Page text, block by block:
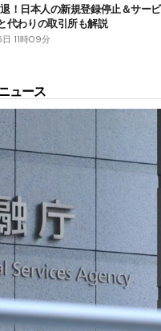
！日本人の新規登録停止＆サー
わりの取引所も解説
11時09分
ュース